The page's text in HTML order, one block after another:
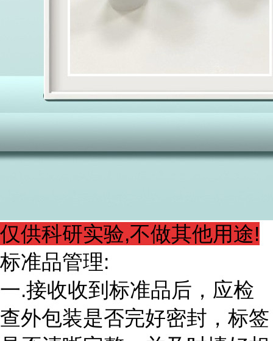
仅供科研实验,不做其他用途!
标准品管理:
一.接收收到标准品后，应检
查外包装是否完好密封，标签